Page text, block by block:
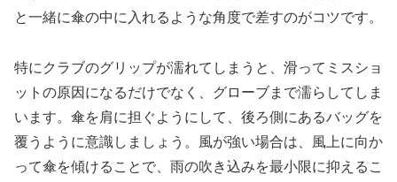
と一緒に傘の中に入れるような角度で差すのがコツです。
特にクラブのグリップが濡れてしまうと、滑ってミスショ
ットの原因になるだけでなく、グローブまで濡らしてしま
います。傘を肩に担ぐようにして、後ろ側にあるバッグを
覆うように意識しましょう。風が強い場合は、風上に向か
って傘を傾けることで、雨の吹き込みを最小限に抑えるこ